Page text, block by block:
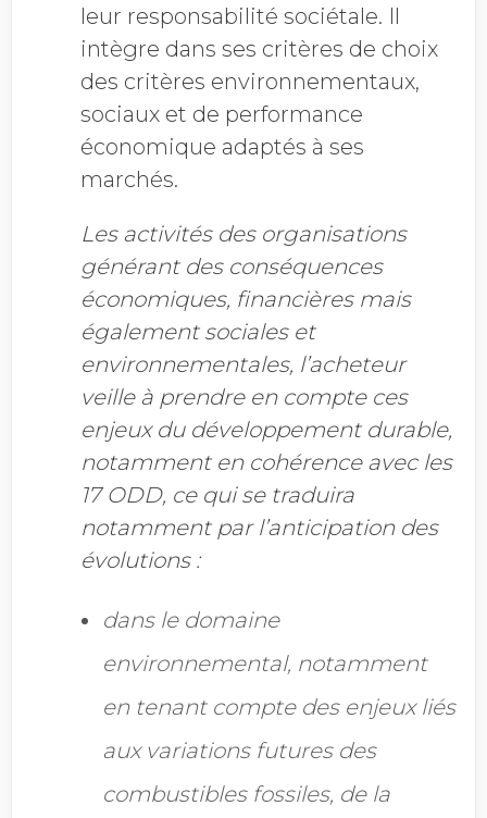
leur responsabilité sociétale. Il
intègre dans ses critères de choix
des critères environnementaux,
sociaux et de performance
économique adaptés à ses
marchés.
Les activités des organisations
générant des conséquences
économiques, financières mais
également sociales et
environnementales, l’acheteur
veille à prendre en compte ces
enjeux du développement durable,
notamment en cohérence avec les
17 ODD, ce qui se traduira
notamment par l’anticipation des
évolutions :
dans le domaine
environnemental, notamment
en tenant compte des enjeux liés
aux variations futures des
combustibles fossiles, de la